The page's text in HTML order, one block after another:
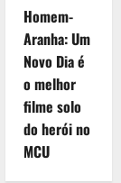
Homem-
Aranha: Um
Novo Dia é
o melhor
filme solo
do herói no
MCU